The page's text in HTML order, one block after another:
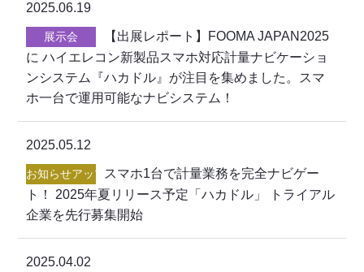
2025.06.19
展示会
【出展レポート】FOOMA JAPAN2025
に ハイエレコン新製品スマホ対応計量ナビケーショ
ンシステム『ハカドル』が注目を集めました。スマ
ホ一台で運用可能なナビシステム！
2025.05.12
お知らせアップデートスマホ1台で計量業務を完全ナビゲー
ト！ 2025年夏リリース予定「ハカドル」 トライアル
企業を先行募集開始
2025.04.02